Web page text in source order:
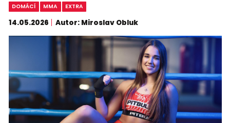
DOMÁCÍ MMA EXTRA
14.05.2026 Autor: Miroslav Obluk